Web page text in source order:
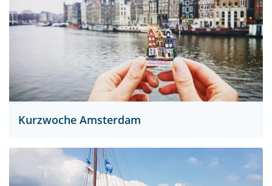
Kurzwoche Amsterdam